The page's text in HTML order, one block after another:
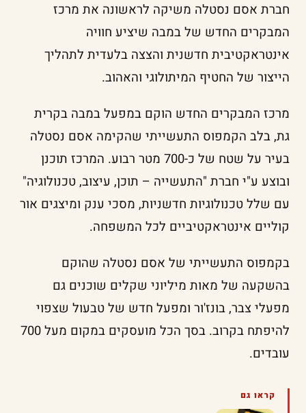
חברת אסם נסטלה משיקה לראשונה את מרכז
המבקרים החדש של במבה שיציע חוויה
אינטראקטיבית חדשנית והצצה בלעדית לתהליך
הייצור של החטיף המיתולוגי והאהוב.
מרכז המבקרים החדש הוקם במפעל במבה בקרית
גת, בלב הקמפוס התעשייתי שהקימה אסם נסטלה
בעיר על שטח של כ-700 מטר רבוע. המרכז תוכנן
ובוצע ע"י חברת "התעשייה – תוכן, עיצוב, טכנולוגיה"
עם שלל טכנולוגיות חדשניות, מסכי ענק ומיצגים אור
קוליים אינטראקטיביים לכל המשפחה.
בקמפוס התעשייתי של אסם נסטלה שהוקם
בהשקעה של מאות מיליוני שקלים שוכנים גם
מפעלי צבר, בונז'ור ומפעל חדש של טבעול שצפוי
להיפתח בקרוב. בסך הכל מועסקים במקום מעל 700
עובדים.
קראו גם